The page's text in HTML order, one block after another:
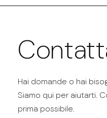
Hai domande o hai
Siamo qui per aiutarti.
prima possibile.